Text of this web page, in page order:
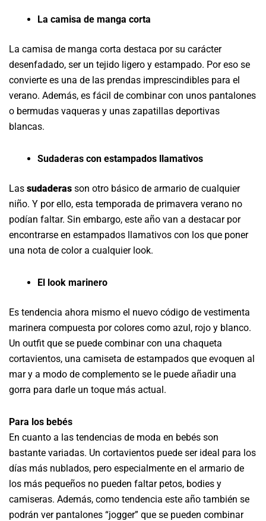
La camisa de manga corta
La camisa de manga corta destaca por su carácter
desenfadado, ser un tejido ligero y estampado. Por eso se
convierte es una de las prendas imprescindibles para el
verano. Además, es fácil de combinar con unos pantalones
o bermudas vaqueras y unas zapatillas deportivas
blancas.
Sudaderas con estampados llamativos
Las sudaderas son otro básico de armario de cualquier
niño. Y por ello, esta temporada de primavera verano no
podían faltar. Sin embargo, este año van a destacar por
encontrarse en estampados llamativos con los que poner
una nota de color a cualquier look.
El look marinero
Es tendencia ahora mismo el nuevo código de vestimenta
marinera compuesta por colores como azul, rojo y blanco.
Un outfit que se puede combinar con una chaqueta
cortavientos, una camiseta de estampados que evoquen al
mar y a modo de complemento se le puede añadir una
gorra para darle un toque más actual.
Para los bebés
En cuanto a las tendencias de moda en bebés son
bastante variadas. Un cortavientos puede ser ideal para los
días más nublados, pero especialmente en el armario de
los más pequeños no pueden faltar petos, bodies y
camiseras. Además, como tendencia este año también se
podrán ver pantalones “jogger” que se pueden combinar